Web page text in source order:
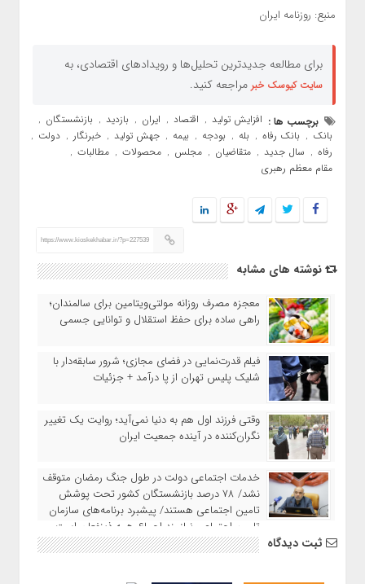
منبع: روزنامه ایران
برای مطالعه جدیدترین تحلیل‌ها و رویدادهای اقتصادی، به
سایت کیوسک خبر مراجعه کنید.
برچسب ها : افزایش تولید , اقتصاد , ایران , بازدید , بازنشستگان ,
بانک , بانک رفاه , بله , بودجه , بیمه , جهش تولید , خبرنگار , دولت ,
رفاه , سال جدید , متقاضیان , مجلس , محصولات , مطالبات ,
مقام معظم رهبری
https://www.kioskekhabar.ir/?p=227539
نوشته های مشابه
معجزه مصرف روزانه مولتی‌ویتامین برای سالمندان؛
راهی ساده برای حفظ استقلال و توانایی جسمی
فیلم قدرت‌نمایی در فضای مجازی؛ شرور سابقه‌دار با
شلیک پلیس تهران از پا درآمد + جزئیات
وقتی فرزند اول هم به دنیا نمی‌آید؛ روایت یک تغییر
نگران‌کننده در آینده جمعیت ایران
خدمات اجتماعی دولت در طول جنگ رمضان متوقف
نشد/ ۷۸ درصد بازنشستگان کشور تحت پوشش
تامین اجتماعی هستند/ پیشبرد برنامه‌های سازمان
تامین اجتماعی نیازمند اجماع همه ذینفعان است
ثبت دیدگاه